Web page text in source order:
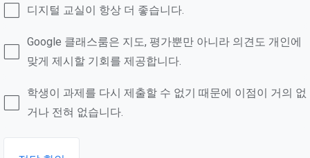
디지털 교실이 항상 더 좋습니다.
Google 클래스룸은 지도, 평가뿐만 아니라 의견도 개인에
맞게 제시할 기회를 제공합니다.
학생이 과제를 다시 제출할 수 없기 때문에 이점이 거의 없
거나 전혀 없습니다.